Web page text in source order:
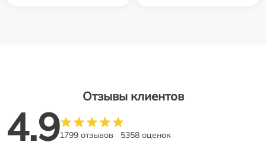
Отзывы клиентов
4.91799 отзывов 5358 оценок